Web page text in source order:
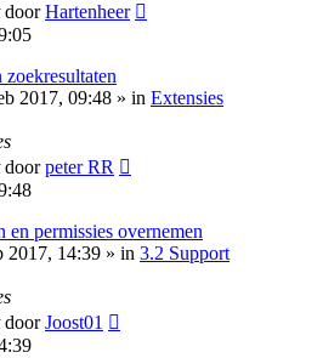
doorHartenheer
2017, 09:48 » in Extensies
doorpeter RR
en permissies overnemen
2017, 14:39 » in 3.2 Support
doorJoost01